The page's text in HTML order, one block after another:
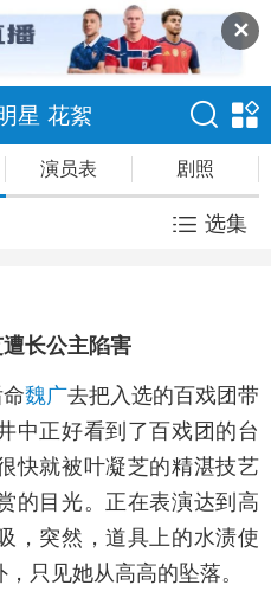
✕
星 花絮
演员表 剧照
选集
长公主陷害
魏广去把入选的百戏团带
中正好看到了百戏团的台
快就被叶凝芝的精湛技艺
的目光。正在表演达到高
，突然，道具上的水渍使
只见她从高高的坠落。